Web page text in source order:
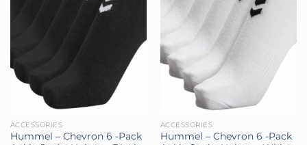
ACCESSORIES
Hummel – Chevron 6 -Pack
ACCESSORIES
Hummel – Chevron 6 -Pack